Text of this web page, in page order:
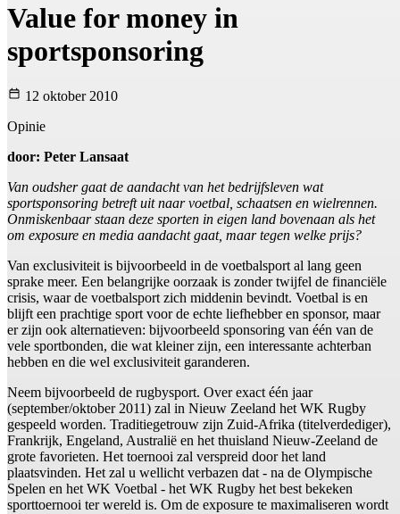
Value for money in
sportsponsoring
12 oktober 2010
Opinie
door: Peter Lansaat
Van oudsher gaat de aandacht van het bedrijfsleven wat
sportsponsoring betreft uit naar voetbal, schaatsen en wielrennen.
Onmiskenbaar staan deze sporten in eigen land bovenaan als het
om exposure en media aandacht gaat, maar tegen welke prijs?
Van exclusiviteit is bijvoorbeeld in de voetbalsport al lang geen
sprake meer. Een belangrijke oorzaak is zonder twijfel de financiële
crisis, waar de voetbalsport zich middenin bevindt. Voetbal is en
blijft een prachtige sport voor de echte liefhebber en sponsor, maar
er zijn ook alternatieven: bijvoorbeeld sponsoring van één van de
vele sportbonden, die wat kleiner zijn, een interessante achterban
hebben en die wel exclusiviteit garanderen.
Neem bijvoorbeeld de rugbysport. Over exact één jaar
(september/oktober 2011) zal in Nieuw Zeeland het WK Rugby
gespeeld worden. Traditiegetrouw zijn Zuid-Afrika (titelverdediger),
Frankrijk, Engeland, Australië en het thuisland Nieuw-Zeeland de
grote favorieten. Het toernooi zal verspreid door het land
plaatsvinden. Het zal u wellicht verbazen dat - na de Olympische
Spelen en het WK Voetbal - het WK Rugby het best bekeken
sporttoernooi ter wereld is. Om de exposure te maximaliseren wordt